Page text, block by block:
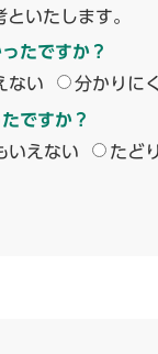
いたします。
たですか？
ない 分かりに
ですか？
いえない たど